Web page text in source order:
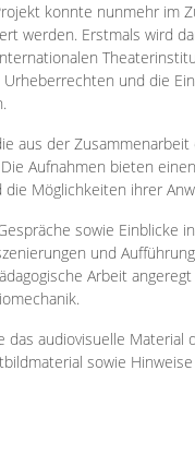
konnte nunmehr im
werden. Erstmals wird
und die
aus der Zusammenarbeit
Aufnahmen bieten
Möglichkeiten ihrer
sowie Einblicke
und
Arbeit angeregt
das audiovisuelle Material
sowie